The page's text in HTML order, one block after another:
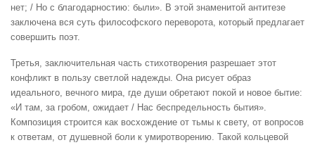
нет; / Но с благодарностию: были». В этой знаменитой антитезе
заключена вся суть философского переворота, который предлагает
совершить поэт.
Третья, заключительная часть стихотворения разрешает этот
конфликт в пользу светлой надежды. Она рисует образ
идеального, вечного мира, где души обретают покой и новое бытие:
«И там, за гробом, ожидает / Нас беспредельность бытия».
Композиция строится как восхождение от тьмы к свету, от вопросов
к ответам, от душевной боли к умиротворению. Такой кольцевой